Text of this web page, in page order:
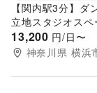
【関内駅3分】
立地スタジオスペ
13,200 円/日〜
神奈川県 横浜